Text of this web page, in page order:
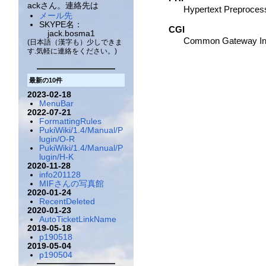
Hypertext
CGI
Common Gateway
ackさん。連絡先は
メール先
SKYPE名：
jack.bosma1
(日本語（漢字も）少しできま
す.気軽に連絡をください。)
最新の10件
2023-02-18
MenuBar
2022-07-21
FormattingRules
PukiWiki/1.4/Manual/P
lugin/O-R
PukiWiki/1.4/Manual/P
lugin/H-K
2020-11-28
info201128
MIFさんの写真館
2020-01-24
RecentDeleted
2020-01-23
AutoTicketLinkName
2019-05-18
p190518
2019-05-04
p190504